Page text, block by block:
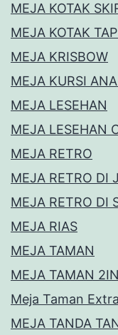
MEJA KOTAK
MEJA KOTAK
MEJA KRISBOW
MEJA KURSI
MEJA LESEHAN
MEJA LESEHAN
MEJA RETRO
MEJA RETRO DI
MEJA RETRO DI
MEJA RIAS
MEJA TAMAN
MEJA TAMAN
Meja Taman Extra
MEJA TANDA